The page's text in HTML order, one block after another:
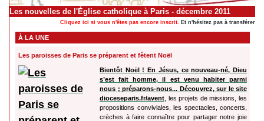
Les nouvelles de l'Église catholique à Paris - décembre 2011
Cliquez ici si vous n'êtes pas encore inscrit. Et n'hésitez pas à transférer
À LA UNE
Les paroisses de Paris se préparent et fêtent Noël
Bientôt Noël ! En Jésus, ce nouveau-né, Dieu
s’est fait homme, il est venu habiter parmi
nous ; préparons-nous... Découvrez, sur le site
dioceseparis.fr/avent , les projets de missions, les
propositions conviviales, les spectacles, concerts,
crèches à faire connaître pour partager notre joie